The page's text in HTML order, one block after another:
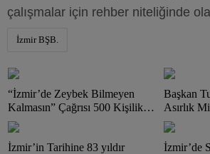
çalışmalar için rehber niteliğinde
İzmir BŞB.
“İzmir’de Zeybek Bilmeyen
Kalmasın” Çağrısı 500 Kişilik
Topluluğa Dönüştü!
Başkan
Asırlık
İzmir’in Tarihine 83 yıldır
İzmir’de